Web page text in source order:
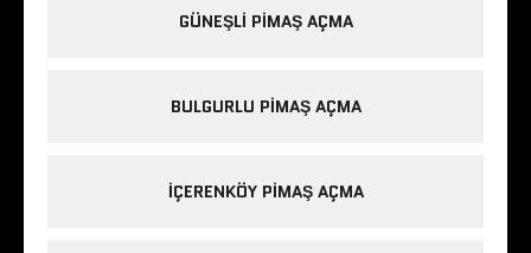
GÜNEŞLI PIMAŞ AÇMA
BULGURLU PIMAŞ AÇMA
IÇERENKÖY PIMAŞ AÇMA